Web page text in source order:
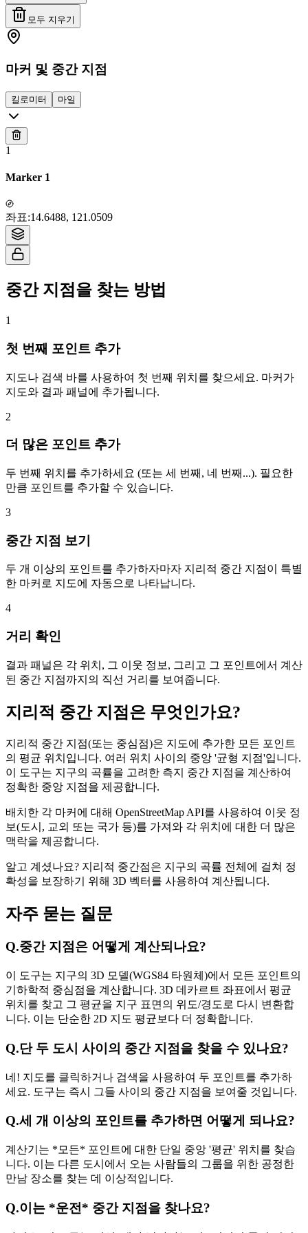
모두 지우기
마커 및 중간 지점
킬로미터 마일
1
Marker 1
좌표:14.6488, 121.0509
Tiles © Esri — Source: Esri, i-cubed, USDA, USGS, AEX, GeoEye,
Getmapping, Aerogrid, IGN, IGP, UPR-EGP, and the GIS User Community
중간 지점을 찾는 방법
1
첫 번째 포인트 추가
지도나 검색 바를 사용하여 첫 번째 위치를 찾으세요. 마커가
지도와 결과 패널에 추가됩니다.
2
더 많은 포인트 추가
두 번째 위치를 추가하세요 (또는 세 번째, 네 번째...). 필요한
만큼 포인트를 추가할 수 있습니다.
3
중간 지점 보기
두 개 이상의 포인트를 추가하자마자 지리적 중간 지점이 특별
한 마커로 지도에 자동으로 나타납니다.
4
거리 확인
결과 패널은 각 위치, 그 이웃 정보, 그리고 그 포인트에서 계산
된 중간 지점까지의 직선 거리를 보여줍니다.
지리적 중간 지점은 무엇인가요?
지리적 중간 지점(또는 중심점)은 지도에 추가한 모든 포인트
의 평균 위치입니다. 여러 위치 사이의 중앙 '균형 지점'입니다.
이 도구는 지구의 곡률을 고려한 측지 중간 지점을 계산하여
정확한 중앙 지점을 제공합니다.
배치한 각 마커에 대해 OpenStreetMap API를 사용하여 이웃 정
보(도시, 교외 또는 국가 등)를 가져와 각 위치에 대한 더 많은
맥락을 제공합니다.
알고 계셨나요? 지리적 중간점은 지구의 곡률 전체에 걸쳐 정
확성을 보장하기 위해 3D 벡터를 사용하여 계산됩니다.
자주 묻는 질문
Q.중간 지점은 어떻게 계산되나요?
이 도구는 지구의 3D 모델(WGS84 타원체)에서 모든 포인트의
기하학적 중심점을 계산합니다. 3D 데카르트 좌표에서 평균
위치를 찾고 그 평균을 지구 표면의 위도/경도로 다시 변환합
니다. 이는 단순한 2D 지도 평균보다 더 정확합니다.
Q.단 두 도시 사이의 중간 지점을 찾을 수 있나요?
네! 지도를 클릭하거나 검색을 사용하여 두 포인트를 추가하
세요. 도구는 즉시 그들 사이의 중간 지점을 보여줄 것입니다.
Q.세 개 이상의 포인트를 추가하면 어떻게 되나요?
계산기는 *모든* 포인트에 대한 단일 중앙 '평균' 위치를 찾습
니다. 이는 다른 도시에서 오는 사람들의 그룹을 위한 공정한
만남 장소를 찾는 데 이상적입니다.
Q.이는 *운전* 중간 지점을 찾나요?